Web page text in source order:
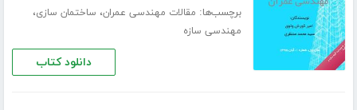
برچسب‌ها: مقالات مهندسی عمران، ساختمان سازی،
مهندسی سازه
دانلود کتاب